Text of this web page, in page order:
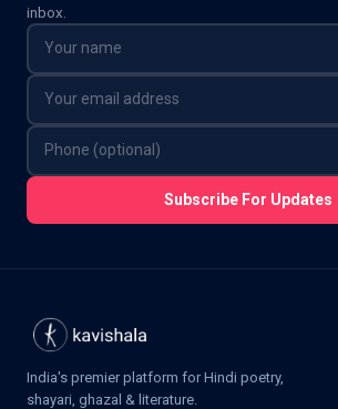
inbox.
Subscribe For Updates
India's premier platform for Hindi poetry,
shayari, ghazal & literature.